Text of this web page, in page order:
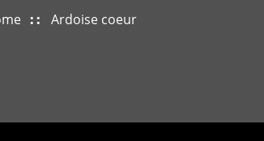
Ardoise coeur